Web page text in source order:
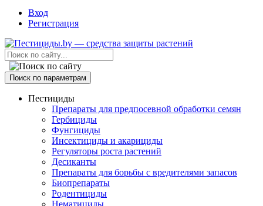
Вход
Регистрация
Поиск по параметрам
Пестициды
Препараты для предпосевной обработки семян
Гербициды
Фунгициды
Инсектициды и акарициды
Регуляторы роста растений
Десиканты
Препараты для борьбы с вредителями запасов
Биопрепараты
Родентициды
Нематициды